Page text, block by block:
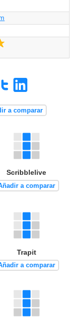
a comparar
Scribblelive
a comparar
Trapit
a comparar